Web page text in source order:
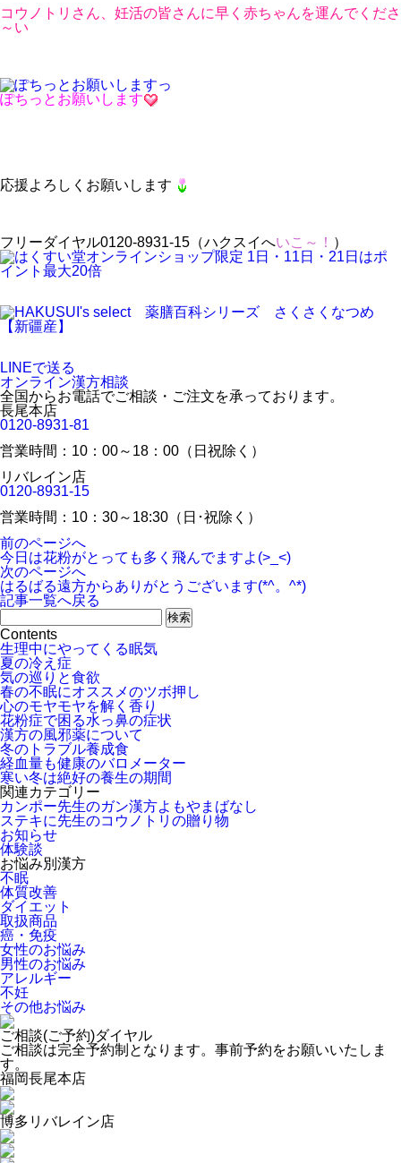
コウノトリさん、妊活の皆さんに早く赤ちゃんを運んでくださ
～い
ぽちっとお願いします
応援よろしくお願いします
フリーダイヤル0120-8931-15（ハクスイへいこ～！ ）
LINEで送る
オンライン漢方相談
全国からお電話でご相談・ご注文を承っております。
長尾本店
0120-8931-81
営業時間：10：00～18：00（日祝除く）
リバレイン店
0120-8931-15
営業時間：10：30～18:30（日･祝除く）
前のページへ
今日は花粉がとっても多く飛んでますよ(>_<)
次のページへ
はるばる遠方からありがとうございます(*^。^*)
記事一覧へ戻る
Contents
生理中にやってくる眠気
夏の冷え症
気の巡りと食欲
春の不眠にオススメのツボ押し
心のモヤモヤを解く香り
花粉症で困る水っ鼻の症状
漢方の風邪薬について
冬のトラブル養成食
経血量も健康のバロメーター
寒い冬は絶好の養生の期間
関連カテゴリー
カンポー先生のガン漢方よもやまばなし
ステキに先生のコウノトリの贈り物
お知らせ
体験談
お悩み別漢方
不眠
体質改善
ダイエット
取扱商品
癌・免疫
女性のお悩み
男性のお悩み
アレルギー
不妊
その他お悩み
ご相談(ご予約)ダイヤル
ご相談は完全予約制となります。事前予約をお願いいたしま
す。
福岡長尾本店
博多リバレイン店